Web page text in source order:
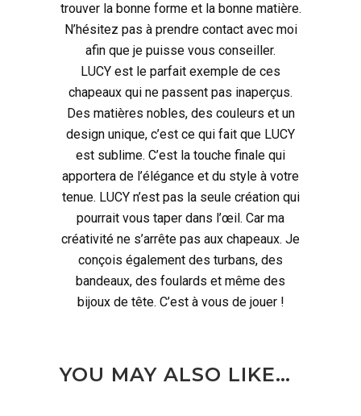
trouver la bonne forme et la bonne matière.
N’hésitez pas à prendre contact avec moi
afin que je puisse vous conseiller.
LUCY est le parfait exemple de ces
chapeaux qui ne passent pas inaperçus.
Des matières nobles, des couleurs et un
design unique, c’est ce qui fait que LUCY
est sublime. C’est la touche finale qui
apportera de l’élégance et du style à votre
tenue. LUCY n’est pas la seule création qui
pourrait vous taper dans l’œil. Car ma
créativité ne s’arrête pas aux chapeaux. Je
conçois également des turbans, des
bandeaux, des foulards et même des
bijoux de tête. C’est à vous de jouer !
YOU MAY ALSO LIKE…